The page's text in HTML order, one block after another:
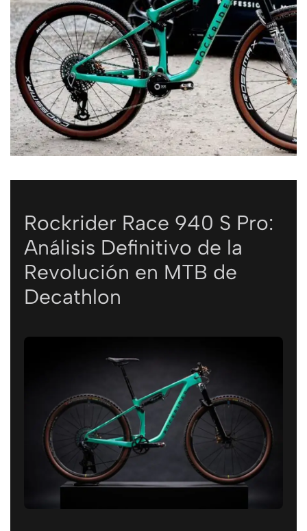
Rockrider Race 940 S Pro:
Análisis Definitivo de la
Revolución en MTB de
Decathlon